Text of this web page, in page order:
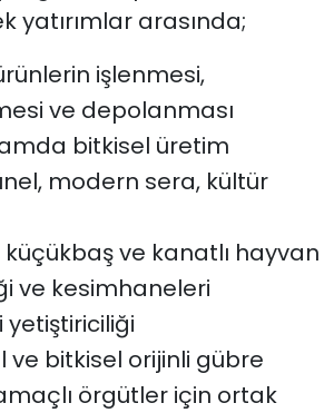
yatırımlar arasında;
işlenmesi,
ve depolanması
bitkisel üretim
modern sera, kültür
küçükbaş ve kanatlı hayvan
ve kesimhaneleri
yetiştiriciliği
ve bitkisel orijinli gübre
örgütler için ortak